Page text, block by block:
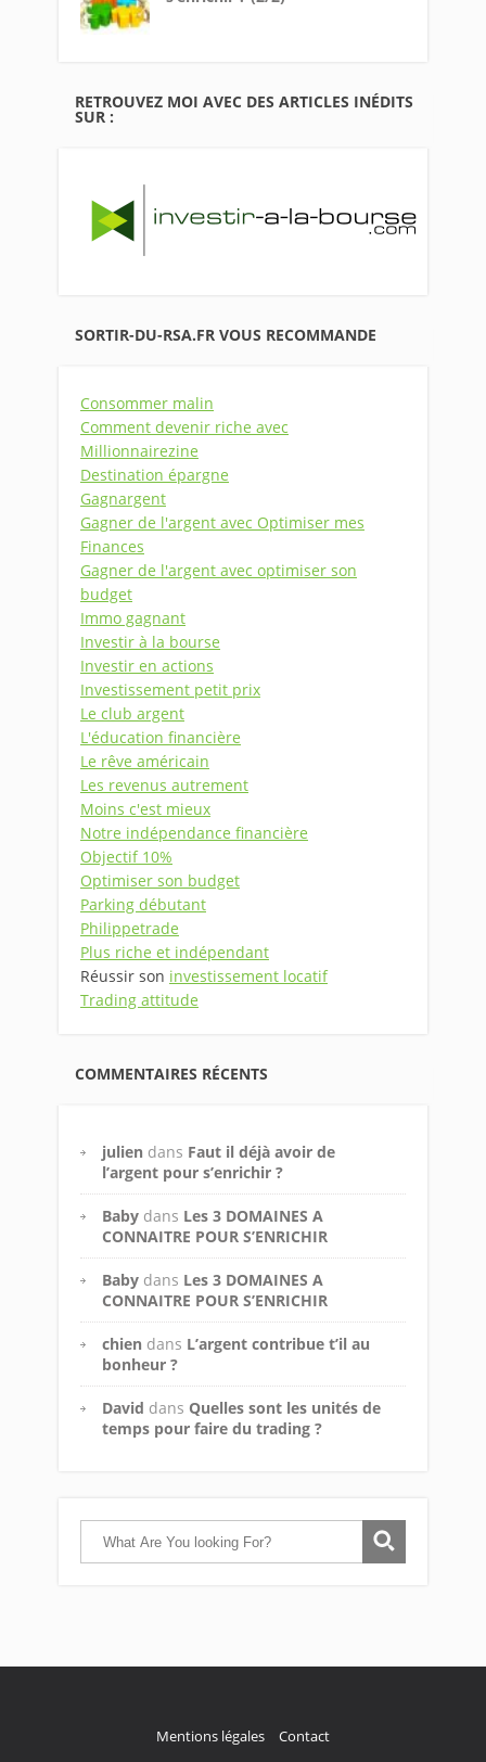
RETROUVEZ MOI AVEC DES ARTICLES INÉDITS
SUR :
SORTIR-DU-RSA.FR VOUS RECOMMANDE
Consommer malin
Comment devenir riche avec
Millionnairezine
Destination épargne
Gagnargent
Gagner de l'argent avec Optimiser mes
Finances
Gagner de l'argent avec optimiser son
budget
Immo gagnant
Investir à la bourse
Investir en actions
Investissement petit prix
Le club argent
L'éducation financière
Le rêve américain
Les revenus autrement
Moins c'est mieux
Notre indépendance financière
Objectif 10%
Optimiser son budget
Parking débutant
Philippetrade
Plus riche et indépendant
Réussir son investissement locatif
Trading attitude
COMMENTAIRES RÉCENTS
julien dans Faut il déjà avoir de
l’argent pour s’enrichir ?
Baby dans Les 3 DOMAINES A
CONNAITRE POUR S’ENRICHIR
Baby dans Les 3 DOMAINES A
CONNAITRE POUR S’ENRICHIR
chien dans L’argent contribue t’il au
bonheur ?
David dans Quelles sont les unités de
temps pour faire du trading ?
Mentions légales Contact